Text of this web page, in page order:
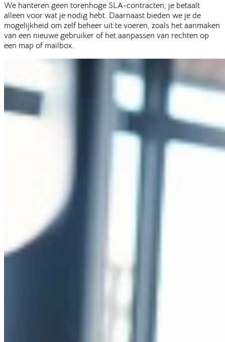
We hanteren geen torenhoge SLA-contracten; je betaalt
alleen voor wat je nodig hebt. Daarnaast bieden we je de
mogelijkheid om zelf beheer uit te voeren, zoals het aanmaken
van een nieuwe gebruiker of het aanpassen van rechten op
een map of mailbox.